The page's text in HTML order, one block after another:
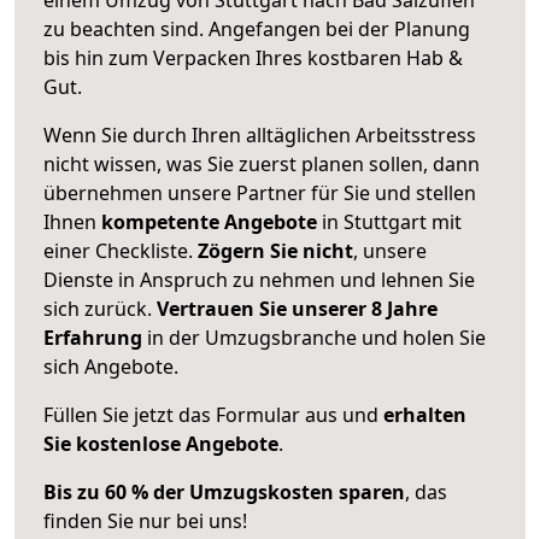
zu beachten sind. Angefangen bei der Planung
bis hin zum Verpacken Ihres kostbaren Hab &
Gut.
Wenn Sie durch Ihren alltäglichen Arbeitsstress
nicht wissen, was Sie zuerst planen sollen, dann
übernehmen unsere Partner für Sie und stellen
Ihnen kompetente Angebote in Stuttgart mit
einer Checkliste. Zögern Sie nicht, unsere
Dienste in Anspruch zu nehmen und lehnen Sie
sich zurück. Vertrauen Sie unserer 8 Jahre
Erfahrung in der Umzugsbranche und holen Sie
sich Angebote.
Füllen Sie jetzt das Formular aus und erhalten
Sie kostenlose Angebote.
Bis zu 60 % der Umzugskosten sparen, das
finden Sie nur bei uns!